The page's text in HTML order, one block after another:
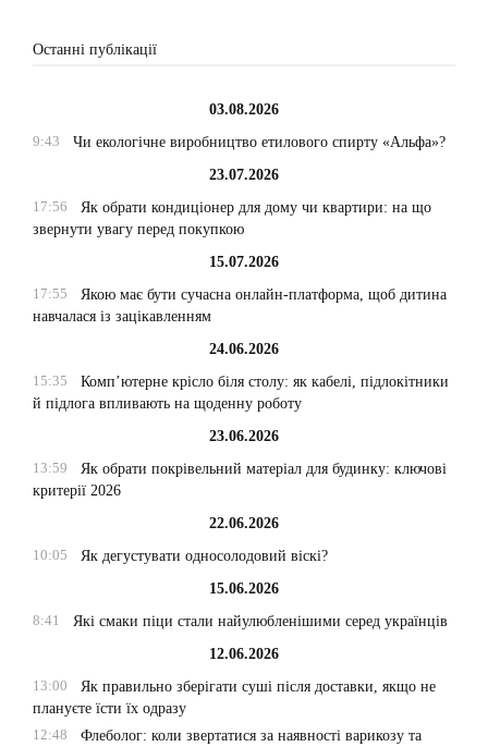
Останні публікації
03.08.2026
9:43
Чи екологічне виробництво етилового спирту «Альфа»?
23.07.2026
17:56
Як обрати кондиціонер для дому чи квартири: на що
звернути увагу перед покупкою
15.07.2026
17:55
Якою має бути сучасна онлайн-платформа, щоб дитина
навчалася із зацікавленням
24.06.2026
15:35
Комп’ютерне крісло біля столу: як кабелі, підлокітники
й підлога впливають на щоденну роботу
23.06.2026
13:59
Як обрати покрівельний матеріал для будинку: ключові
критерії 2026
22.06.2026
10:05
Як дегустувати односолодовий віскі?
15.06.2026
8:41
Які смаки піци стали найулюбленішими серед українців
12.06.2026
13:00
Як правильно зберігати суші після доставки, якщо не
плануєте їсти їх одразу
12:48
Флеболог: коли звертатися за наявності варикозу та